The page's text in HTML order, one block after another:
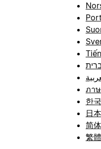
ภา
한
日
简
繁